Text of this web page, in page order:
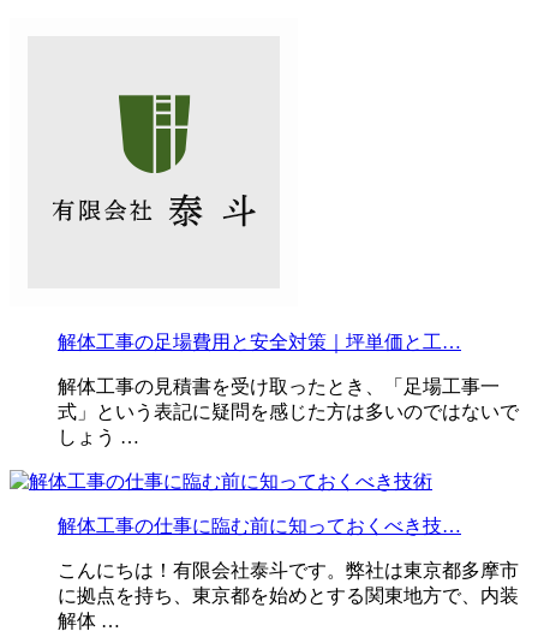
解体工事の足場費用と安全対策｜坪単価と工…
解体工事の見積書を受け取ったとき、「足場工事一
式」という表記に疑問を感じた方は多いのではないで
しょう …
解体工事の仕事に臨む前に知っておくべき技…
こんにちは！有限会社泰斗です。弊社は東京都多摩市
に拠点を持ち、東京都を始めとする関東地方で、内装
解体 …